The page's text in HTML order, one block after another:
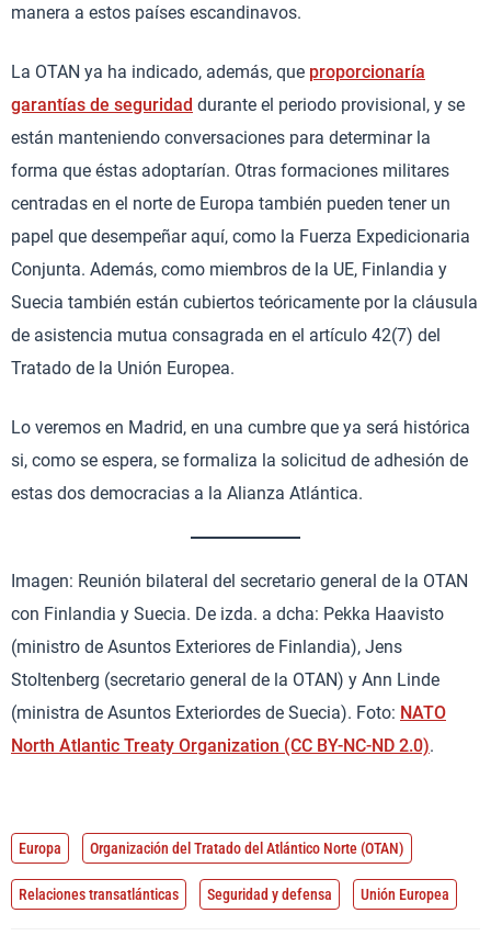
manera a estos países escandinavos.
La OTAN ya ha indicado, además, que proporcionaría
garantías de seguridad durante el periodo provisional, y se
están manteniendo conversaciones para determinar la
forma que éstas adoptarían. Otras formaciones militares
centradas en el norte de Europa también pueden tener un
papel que desempeñar aquí, como la Fuerza Expedicionaria
Conjunta. Además, como miembros de la UE, Finlandia y
Suecia también están cubiertos teóricamente por la cláusula
de asistencia mutua consagrada en el artículo 42(7) del
Tratado de la Unión Europea.
Lo veremos en Madrid, en una cumbre que ya será histórica
si, como se espera, se formaliza la solicitud de adhesión de
estas dos democracias a la Alianza Atlántica.
Imagen: Reunión bilateral del secretario general de la OTAN
con Finlandia y Suecia. De izda. a dcha: Pekka Haavisto
(ministro de Asuntos Exteriores de Finlandia), Jens
Stoltenberg (secretario general de la OTAN) y Ann Linde
(ministra de Asuntos Exteriordes de Suecia). Foto: NATO
North Atlantic Treaty Organization (CC BY-NC-ND 2.0).
Europa Organización del Tratado del Atlántico Norte (OTAN)
Relaciones transatlánticas Seguridad y defensa Unión Europea